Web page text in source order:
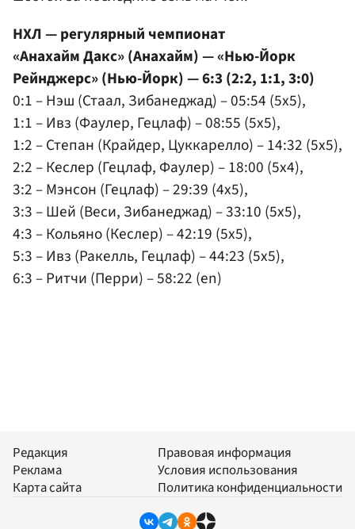
НХЛ — регулярный чемпионат
«Анахайм Дакс» (Анахайм) — «Нью-Йорк
Рейнджерс» (Нью-Йорк) — 6:3 (2:2, 1:1, 3:0)
0:1 – Нэш (Стаал, Зибанеджад) – 05:54 (5x5),
1:1 – Ивз (Фаулер, Гецлаф) – 08:55 (5x5),
1:2 – Степан (Крайдер, Цуккарелло) – 14:32 (5x5),
2:2 – Кеслер (Гецлаф, Фаулер) – 18:00 (5x4),
3:2 – Мэнсон (Гецлаф) – 29:39 (4x5),
3:3 – Шей (Веси, Зибанеджад) – 33:10 (5x5),
4:3 – Кольяно (Кеслер) – 42:19 (5x5),
5:3 – Ивз (Ракелль, Гецлаф) – 44:23 (5x5),
6:3 – Ритчи (Перри) – 58:22 (en)
Редакция
Реклама
Карта сайта
Правовая информация
Условия использования
Политика конфиденциальности